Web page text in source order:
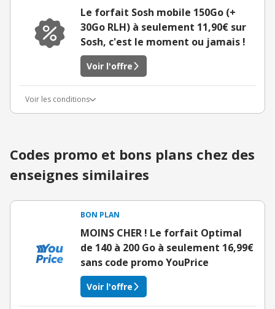
Le forfait Sosh mobile 150Go (+
30Go RLH) à seulement 11,90€ sur
Sosh, c'est le moment ou jamais !
Voir l'offre
Voir les conditions
Codes promo et bons plans chez des
enseignes similaires
BON PLAN
MOINS CHER ! Le forfait Optimal
de 140 à 200 Go à seulement 16,99€
sans code promo YouPrice
Voir l'offre